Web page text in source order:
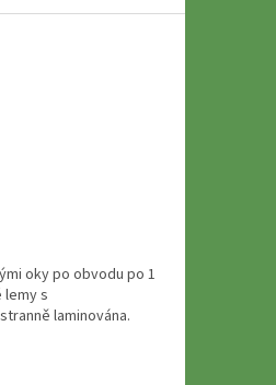
oky po obvodu po 1
lemy s
laminována.